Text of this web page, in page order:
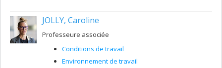
la santé des travailleurs comprenant leurs
caractéristiques individuelles de santé et celles qui sont
reliées à l’exercice de leur profession fait l’objet de
long terme de l’état de santé des travailleurs.
JOLLY, Caroline
Professeure associée
Conditions de travail
Environnement de travail